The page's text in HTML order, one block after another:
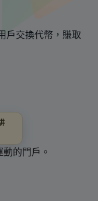
戶交換代幣，賺取
的門戶。